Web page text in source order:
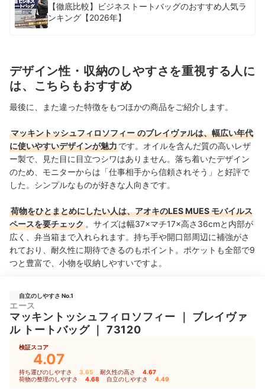
【徹底比較】ビジネストートバッグのおすすめ人気ラ
ンキング【2026年】
デザイン性・収納のしやすさを重視する人に
は、こちらもおすすめ
最後に、また違った特徴をもつほかの商品をご紹介します。
マッキントッシュフィロソフィー のブレイヴァルは、幅広い年代
に使いやすいデザインが魅力です。オイルを含んだ質の高いレザ
ー製で、見た目に目立つシワはありません。落ち着いたデザイン
のため、モニターからは「仕事相手から信頼されそう」と好評で
した。シンプルなものが好きな人向きです。
荷物をひとまとめにしたい人は、アオキのLES MUES モバイルス
ペースを要チェック 。サイズは幅37×マチ17×高さ36cmと内部が
広く、弁当箱まで入れられます。持ち手や開口部周辺に補強がさ
れており、耐久性に期待できるのもポイント。ポケットも全部で9
つと豊富で、小物を収納しやすいですよ。
自立のしやすさ No.1
エース
マッキントッシュフィロソフィー ｜ ブレイヴァ
ル トートバッグ｜ 73120
検証スコア
4.07
持ち運びのしやすさ 3.65 耐久性の高さ 4.67
荷物の整理のしやすさ 4.68 自立のしやすさ 4.49